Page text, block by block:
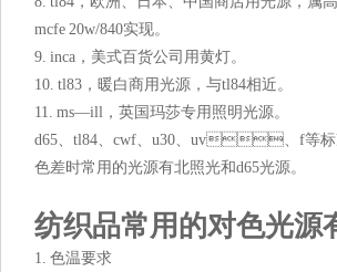
mcfe 20w/840实现。
9. inca，美式百货公司用黄灯。
10. tl83，暖白商用光源，与tl84相近。
11. ms—ill，英国玛莎专用照明光源。
d65、tl84、cwf、u30、uv、f等标准
色差时常用的光源有北照光和d65光源。
纺织品常用的对色光源
1. 色温要求